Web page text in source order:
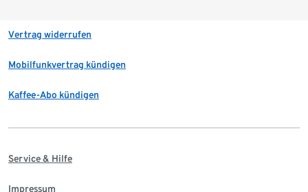
Vertrag widerrufen
Mobilfunkvertrag kündigen
Kaffee-Abo kündigen
Service & Hilfe
Impressum